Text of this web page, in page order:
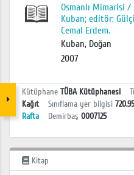
Osmanlı Mimarisi /
Kuban; editör:
Cemal Erdem.
Kuban, Doğan
2007
Kütüphane TÜBA Kütüphanesi
Kağıt
Sınıflama yer bilgisi
Rafta
Demirbaş 0007125
Kitap